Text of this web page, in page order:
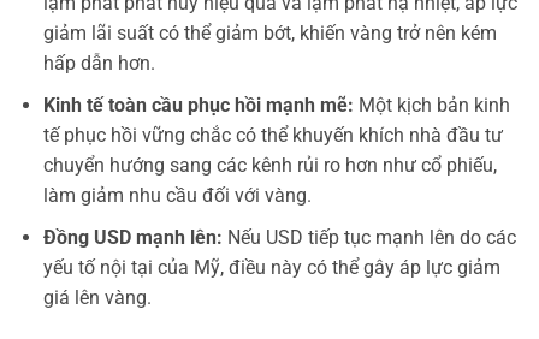
giảm lãi suất có thể giảm bớt, khiến vàng trở nên kém
hấp dẫn hơn.
Kinh tế toàn cầu phục hồi mạnh mẽ: Một kịch bản kinh
tế phục hồi vững chắc có thể khuyến khích nhà đầu tư
chuyển hướng sang các kênh rủi ro hơn như cổ phiếu,
làm giảm nhu cầu đối với vàng.
Đồng USD mạnh lên: Nếu USD tiếp tục mạnh lên do các
yếu tố nội tại của Mỹ, điều này có thể gây áp lực giảm
giá lên vàng.